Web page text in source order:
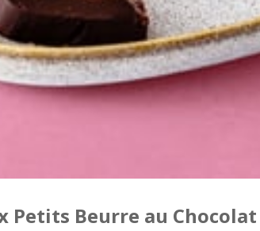
Petits Beurre au Chocolat